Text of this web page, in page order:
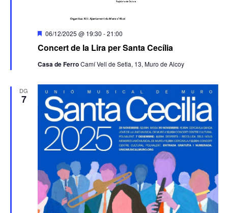
Concert de la Lira per Santa Cecília
Destacats
06/12/2025 @ 19:30 -21:00
Casa de FerroCamí Vell de Setla, 13, Muro de Alcoy
DG
7